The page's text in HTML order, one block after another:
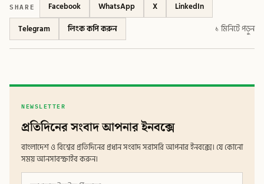
SHARE Facebook WhatsApp X
LinkedIn
Telegram
লিংক কপি করুন ১ মিনিটে পড়ুন
NEWSLETTER
প্রতিদিনের সংবাদ আপনার ইনবক্সে
বাংলাদেশ ও বিশ্বের প্রতিদিনের প্রধান সংবাদ সরাসরি আপনার ইনবক্সে। যে কোনো
সময় আনসাবস্ক্রাইব করুন।